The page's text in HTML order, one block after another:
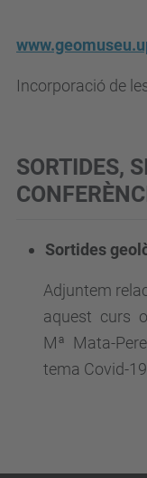
Incorporació de
SORTIDES,
Sortides
Adjuntem
aquest curs
Mª Mata-
tema Covid-19